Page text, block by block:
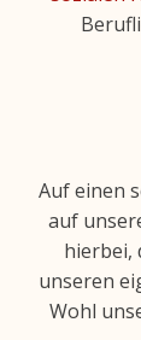
Auf einen
auf
hierbei,
unseren
Wohl